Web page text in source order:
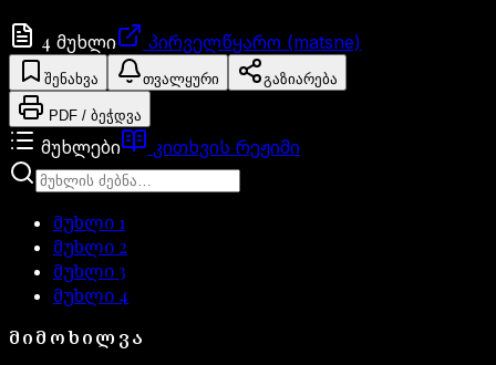
4 მუხლი პირველწყარო (matsne)
შენახვა თვალყური გაზიარება
PDF / ბეჭდვა
მუხლები კითხვის რეჟიმი
მუხლი 1
მუხლი 2
მუხლი3
მუხლი 4
ᲛᲘᲛᲝᲮᲘᲚᲕᲐ